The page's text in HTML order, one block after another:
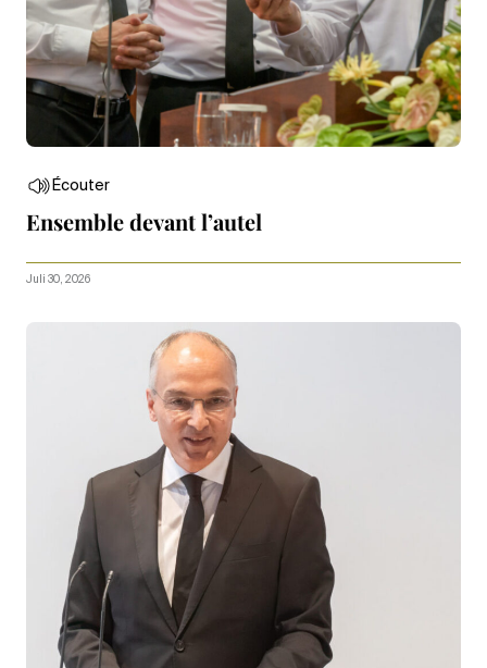
Écouter
Ensemble devant l’autel
Juli 30, 2026